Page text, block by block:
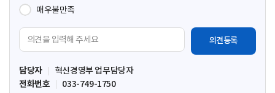
매우불만족
견
입
력
담당자
혁신경영부 업무담당자
전화번호
033-749-1750